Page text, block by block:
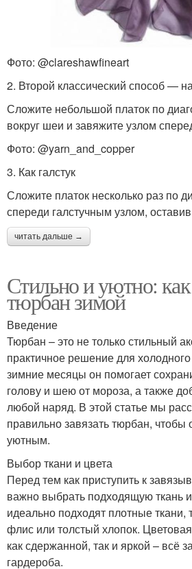
Фото: @clareshawfineart
2. Второй классический способ —
Сложите небольшой платок по
вокруг шеи и завяжите узлом
Фото: @yarn_and_copper
3. Как галстук
Сложите платок несколько раз по
спереди галстучным узлом,
читать дальше →
Стильно и уютно: как
тюрбан зимой
Введение
Тюрбан – это не только стильный
практичное решение для
зимние месяцы он помогает
голову и шею от мороза, а также
любой наряд. В этой статье мы
правильно завязать тюрбан,
уютным.
Выбор ткани и цвета
Перед тем как приступить к
важно выбрать подходящую ткань
идеально подходят плотные ткани,
флис или толстый хлопок.
как сдержанной, так и яркой – всё
гардероба.